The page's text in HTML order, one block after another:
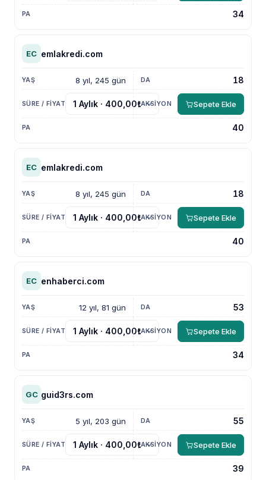
34
EC emlakredi.com
8 yıl, 245 gün 18
40
Sepete Ekle
EC emlakredi.com
8 yıl, 245 gün 18
40
Sepete Ekle
EC enhaberci.com
12 yıl, 81 gün 53
34
Sepete Ekle
GC guid3rs.com
5 yıl, 203 gün 55
39
Sepete Ekle